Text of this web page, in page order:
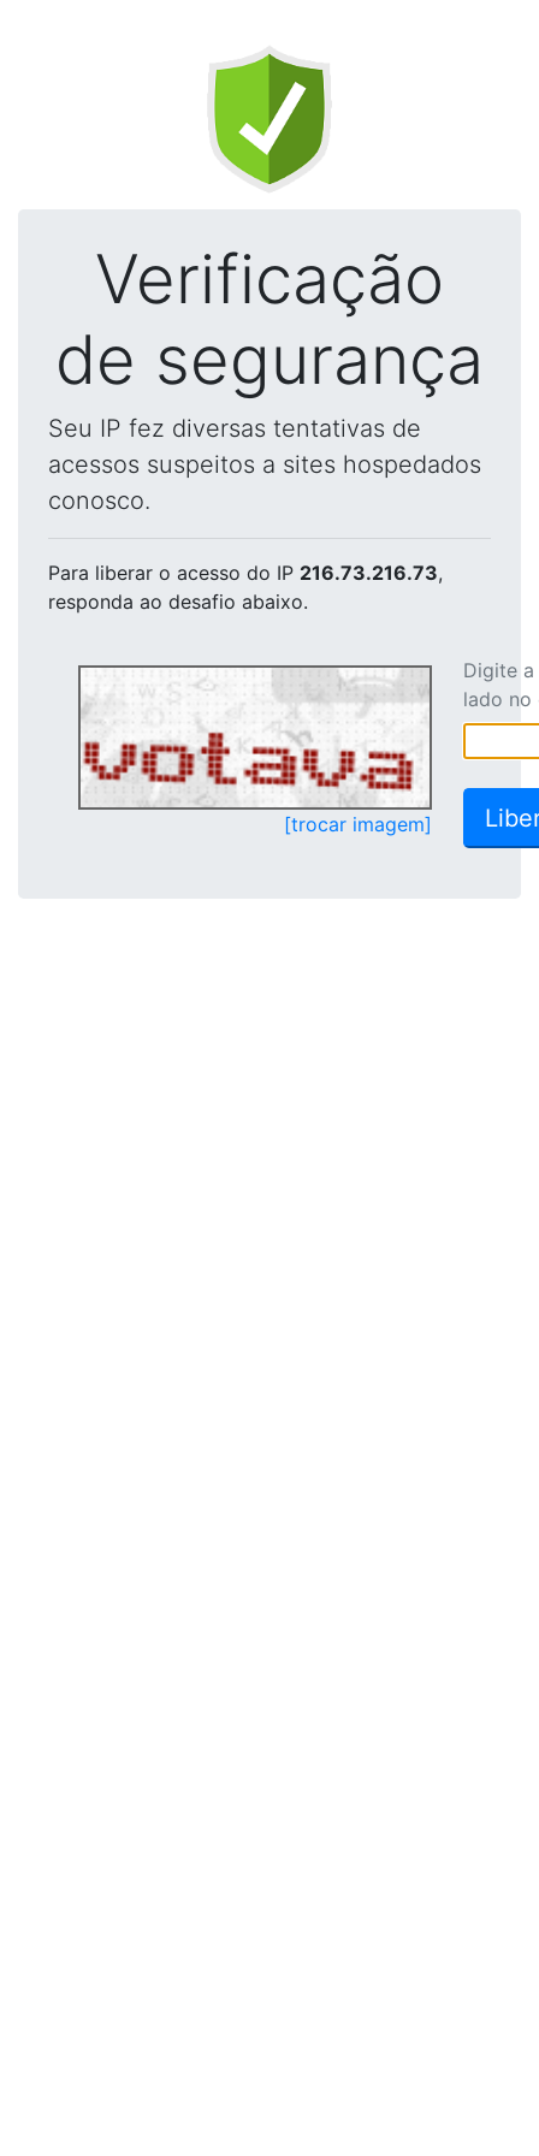
Verificação
de segurança
Seu IP fez diversas tentativas de
acessos suspeitos a sites hospedados
conosco.
Para liberar o acesso do IP 216.73.216.73,
responda ao desafio abaixo.
[trocar imagem]
Digite
lado no